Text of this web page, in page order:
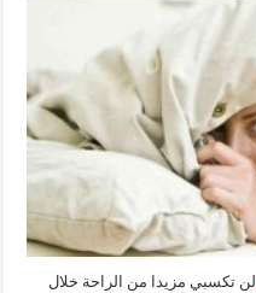
لن تكسبي مزيدا من الراحة خلال